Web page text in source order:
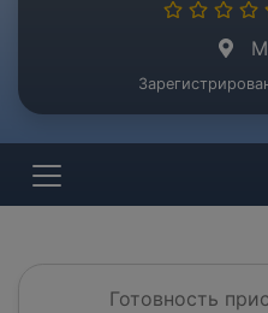
Готовность